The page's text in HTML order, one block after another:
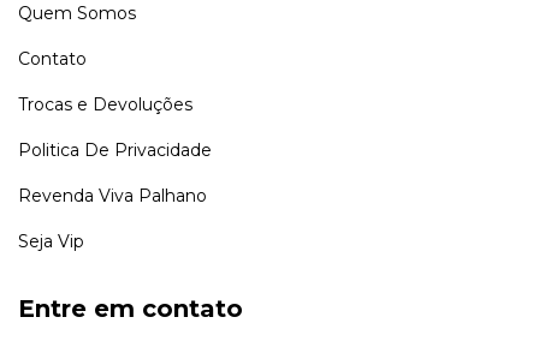
Quem Somos
Contato
Trocas e Devoluções
Politica De Privacidade
Revenda Viva Palhano
Seja Vip
Entre em contato